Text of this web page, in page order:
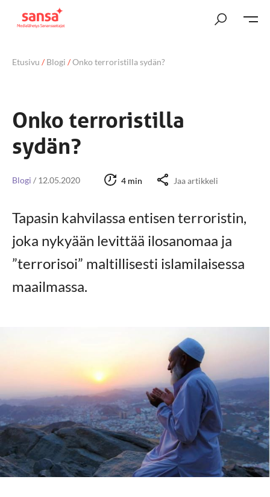
Etusivu /Blogi /Onko terroristilla sydän?
Onko terroristilla
sydän?
Blogi / 12.05.2020 4 min Jaa artikkeli
Tapasin kahvilassa entisen terroristin,
joka nykyään levittää ilosanomaa ja
”terrorisoi” maltillisesti islamilaisessa
maailmassa.